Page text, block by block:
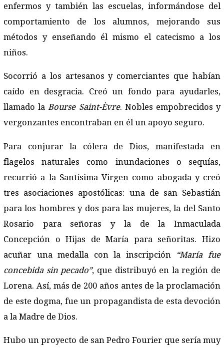
enfermos y también las escuelas, informándose del
comportamiento de los alumnos, mejorando sus
métodos y enseñando él mismo el catecismo a los
niños.
Socorrió a los artesanos y comerciantes que habían
caído en desgracia. Creó un fondo para ayudarles,
llamado laBourse Saint-Èvre. Nobles empobrecidos y
vergonzantes encontraban en él un apoyo seguro.
Para conjurar la cólera de Dios, manifestada en
flagelos naturales como inundaciones o sequías,
recurrió a la Santísima Virgen como abogada y creó
tres asociaciones apostólicas: una de san Sebastián
para los hombres y dos para las mujeres, la del Santo
Rosario para señoras y la de la Inmaculada
Concepción o Hijas de María para señoritas. Hizo
acuñar una medalla con la inscripción
“María fue
concebida sin pecado”, que distribuyó en la región de
Lorena. Así, más de 200 años antes de la proclamación
de este dogma, fue un propagandista de esta devoción
a la Madre de Dios.
Hubo un proyecto de san Pedro Fourier que sería muy